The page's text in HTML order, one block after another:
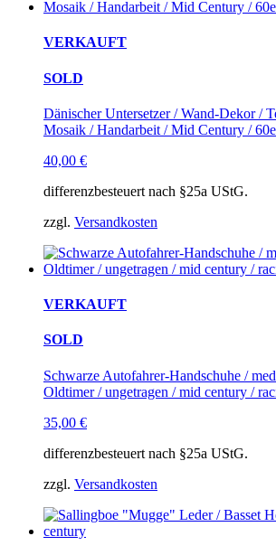
VERKAUFT
SOLD
Dänischer Untersetzer / Wand-Dekor /
Mosaik / Handarbeit / Mid Century /
40,00 €
differenzbesteuert nach §25a UStG.
zzgl. Versandkosten
VERKAUFT
SOLD
Schwarze Autofahrer-Handschuhe /
Oldtimer / ungetragen / mid century /
35,00 €
differenzbesteuert nach §25a UStG.
zzgl. Versandkosten